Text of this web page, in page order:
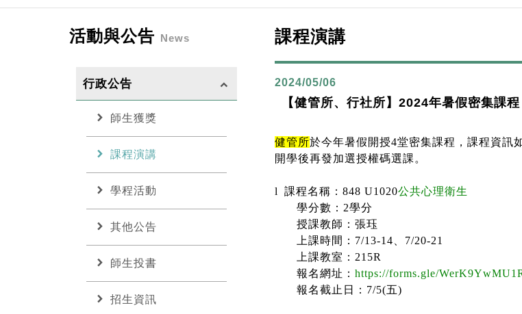
活動與公告 News
行政公告 keyboard_arrow_up
chevron_right 師生獲獎
chevron_right 課程演講
chevron_right 學程活動
chevron_right 其他公告
chevron_right 師生投書
chevron_right 招生資訊
課程演講
2024/05/06
【健管所、行社所】2024年暑假密集課程
健管所於今年暑假開授4堂密集課程，課程資訊
開學後再發加選授權碼選課。
l 課程名稱： 848 U1020公共心理衛生
學分數： 2學分
授課教師：張珏
上課時間： 7/13-14
7/20-21
上課教室： 215R
報名網址： https://forms.gle/
報名截止日： 7/5(五)